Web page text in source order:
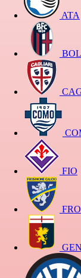
ATA
BOL
FIO
FRO
GEN